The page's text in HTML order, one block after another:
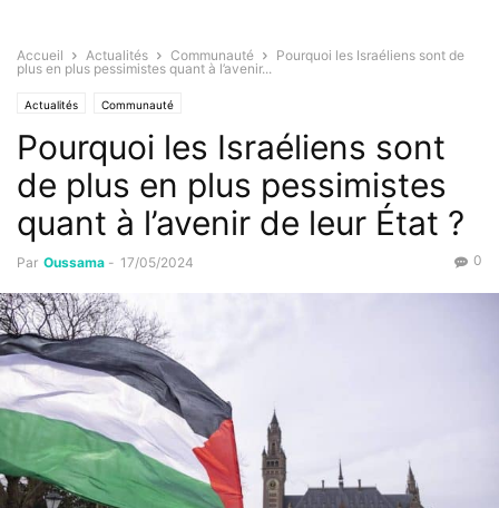
Accueil Actualités Communauté
Pourquoi les Israéliens sont de
plus en plus pessimistes quant à l’avenir...
Actualités Communauté
Pourquoi les Israéliens sont
de plus en plus pessimistes
quant à l’avenir de leur État ?
Par Oussama - 17/05/2024 0